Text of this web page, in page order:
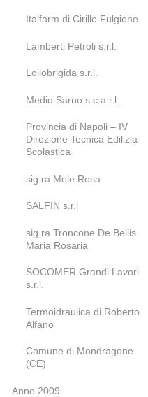
Italfarm di Cirillo Fulgione
Lamberti Petroli s.r.l.
Lollobrigida s.r.l.
Medio Sarno s.c.a.r.l.
Provincia di Napoli – IV
Direzione Tecnica Edilizia
Scolastica
sig.ra Mele Rosa
SALFIN s.r.l
sig.ra Troncone De Bellis
Maria Rosaria
SOCOMER Grandi Lavori
s.r.l.
Termoidraulica di Roberto
Alfano
Comune di Mondragone
(CE)
Anno 2009